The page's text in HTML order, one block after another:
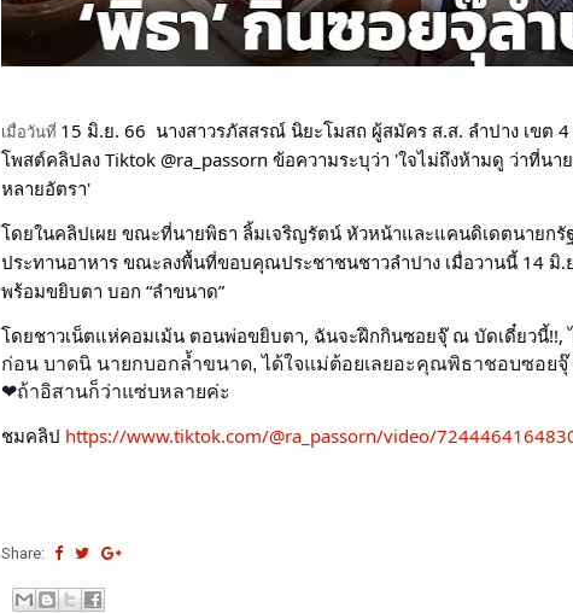
เมื่อวันที่ 15 มิ.ย. 66  นางสาวรภัสสรณ์ นิยะโมสถ ผู้สมัคร ส.ส. ลำปาง เขต
โพสต์คลิปลง Tiktok @ra_passorn ข้อความระบุว่า 'ใจไม่ถึงห้ามดู ว่าที่นา
หลายอัตรา'
โดยในคลิปเผย ขณะที่นายพิธา ลิ้มเจริญรัตน์ หัวหน้าและแคนดิเดตนายกรั
ประทานอาหาร ขณะลงพื้นที่ขอบคุณประชาชนชาวลำปาง เมื่อวานนี้ 14 มิ.
พร้อมขยิบตา บอก “ลำขนาด”
โดยชาวเน็ตแห่คอมเม้น ตอนพ่อขยิบตา, ฉันจะฝึกกินซอยจุ๊ ณ บัดเดี๋ยวนี้!!,
ก่อน บาดนิ นายกบอกล้ำขนาด,ได้ใจแม่ต้อยเลยอะคุณพิธาชอบซอยจุ๊
❤ถ้าอิสานก็ว่าแซ่บหลายค่ะ
ชมคลิป https://www.tiktok.com/@ra_passorn/video/
Share: